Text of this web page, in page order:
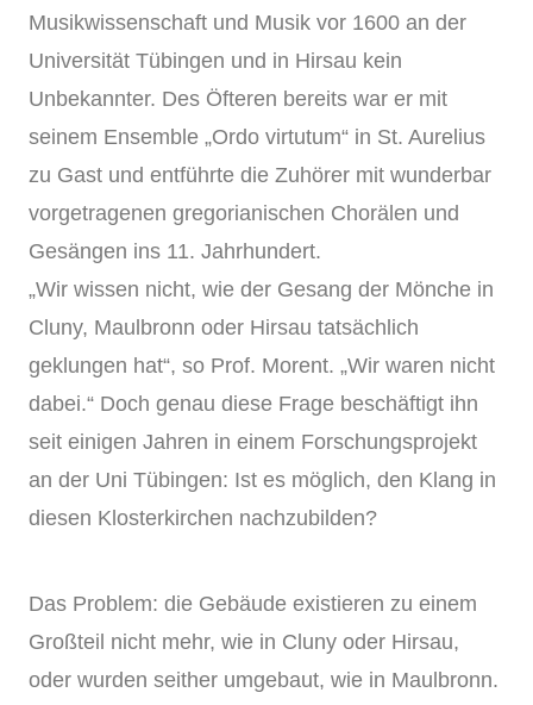
Musikwissenschaft und Musik vor 1600 an der
Universität Tübingen und in Hirsau kein
Unbekannter. Des Öfteren bereits war er mit
seinem Ensemble „Ordo virtutum“ in St. Aurelius
zu Gast und entführte die Zuhörer mit wunderbar
vorgetragenen gregorianischen Chorälen und
Gesängen ins 11. Jahrhundert.
„Wir wissen nicht, wie der Gesang der Mönche in
Cluny, Maulbronn oder Hirsau tatsächlich
geklungen hat“, so Prof. Morent. „Wir waren nicht
dabei.“ Doch genau diese Frage beschäftigt ihn
seit einigen Jahren in einem Forschungsprojekt
an der Uni Tübingen: Ist es möglich, den Klang in
diesen Klosterkirchen nachzubilden?
Das Problem: die Gebäude existieren zu einem
Großteil nicht mehr, wie in Cluny oder Hirsau,
oder wurden seither umgebaut, wie in Maulbronn.